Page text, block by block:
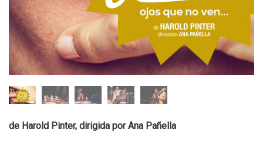
de Harold Pinter, dirigida por Ana Pañella